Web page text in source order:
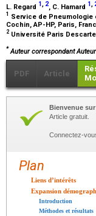
L. Regard 1, 2, C. Hamard 1,
1 Service de Pneumologie
Cochin, AP-HP, Paris,
2 Université Paris
* Auteur correspondant
PDF Article
Bienvenue
Article gratuit.
Connectez-
Plan
Liens d’intérêts
Expansion
Introduction
Méthodes et résultats